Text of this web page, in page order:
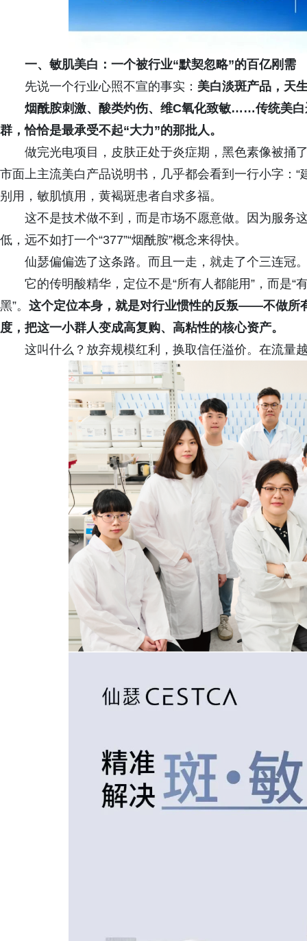
一、敏肌美白：一个被行业“默契忽略”的百亿刚需
先说一个行业心照不宣的事实： 美白淡斑产品，天
烟酰胺刺激、酸类灼伤、维C氧化致敏……传统美
群，恰恰是最承受不起“大力”的那批人。
做完光电项目，皮肤正处于炎症期，黑色素像被捅
市面上主流美白产品说明书，几乎都会看到一行小字
别用，敏肌慎用，黄褐斑患者自求多福。
这不是技术做不到，而是市场不愿意做。因为服务
低，远不如打一个“377”“烟酰胺”概念来得快。
仙瑟偏偏选了这条路。而且一走，就走了个三连冠
它的传明酸精华，定位不是“所有人都能用”，而是
黑”。 这个定位本身，就是对行业惯性的反叛——不做所
度，把这一小群人变成高复购、高粘性的核心资产。
这叫什么？放弃规模红利，换取信任溢价。在流量